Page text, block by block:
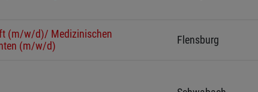
(m/w/d)/ Medizinischen
(m/w/d)
Flensburg